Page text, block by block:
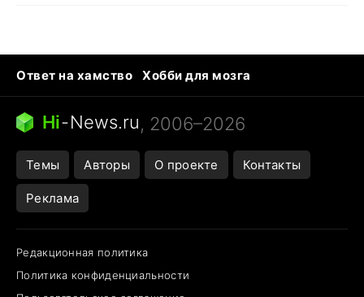
Ответ на хамство
Хобби для мозга
Бензин 100 и 95
Тунцы в океанариуме
Следующая пандемия
Hi-News.ru, 2006–2026
Темы Авторы О проекте Контакты
Реклама
Редакционная политика
Политика конфиденциальности